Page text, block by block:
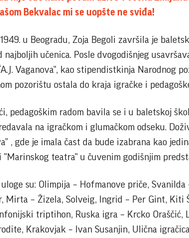
Bekvalac mi se uopšte ne sviđa!
u Beogradu, Zoja Begoli završila je
najbolјih učenica. Posle dvogodišnjeg
Vaganova”, kao stipendistkinja Narodnog
pozorištu ostala do kraja igračke i
pedagoškim radom bavila se i u baletskoj
na igračkom i glumačkom odseku.
, gde je imala čast da bude izabrana kao
"Marinskog teatra" u čuvenim godišnjim
uloge su: Olimpija – Hofmanove priče,
Mirta – Žizela, Solveig, Ingrid – Per Gint, Kiti
triptihon, Ruska igra – Krcko Oraščić,
Krakovjak – Ivan Susanjin, Ulična